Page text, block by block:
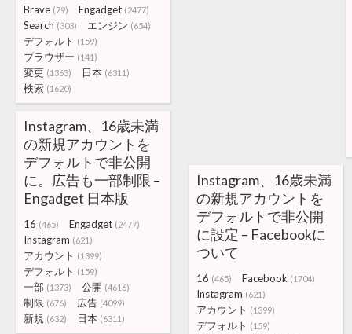
Brave (79) Engadget (2477)
Search (303) エンジン (654)
デフォルト (159)
ブラウザー (141)
変更 (1363) 日本 (6311)
検索 (1620)
Instagram、16歳未満
の新規アカウントを
デフォルトで非公開
に。広告も一部制限 –
Engadget 日本版
16 (465) Engadget (2477)
Instagram (621)
アカウント (1399)
デフォルト (159)
一部 (1373) 公開 (4616)
制限 (676) 広告 (4099)
新規 (632) 日本 (6311)
Instagram、16歳未満
の新規アカウントを
デフォルトで非公開
に設定 – Facebookに
ついて
16 (465) Facebook (1704)
Instagram (621)
アカウント (1399)
デフォルト (159)